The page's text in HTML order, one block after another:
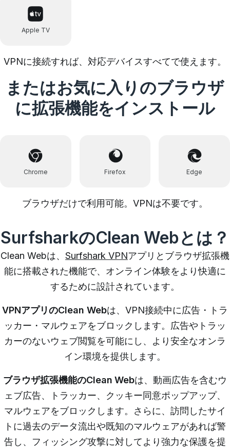
Apple TV
VPNに接続すれば、対応デバイスすべてで使えます。
またはお気に入りのブラウザ
に拡張機能をインストール
Chrome Firefox Edge
ブラウザだけで利用可能。VPNは不要です。
SurfsharkのClean Webとは？
Clean Webは、Surfshark VPNアプリとブラウザ拡張機
能に搭載された機能で、オンライン体験をより快適に
するために設計されています。
VPNアプリのClean Webは、VPN接続中に広告・トラ
ッカー・マルウェアをブロックします。広告やトラッ
カーのないウェブ閲覧を可能にし、より安全なオンラ
イン環境を提供します。
ブラウザ拡張機能のClean Webは、動画広告を含むウ
ェブ広告、トラッカー、クッキー同意ポップアップ、
マルウェアをブロックします。さらに、訪問したサイ
トに過去のデータ流出や既知のマルウェアがあれば警
告し、フィッシング攻撃に対してより強力な保護を提